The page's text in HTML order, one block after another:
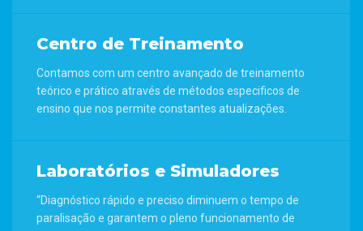
Centro de Treinamento
Contamos com um centro avançado de treinamento
teórico e prático através de métodos especificos de
ensino que nos permite constantes atualizações.
Laboratórios e Simuladores
“Diagnóstico rápido e preciso diminuem o tempo de
paralisação e garantem o pleno funcionamento de